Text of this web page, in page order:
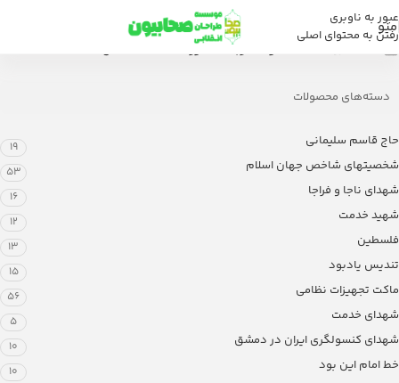
عبور به ناوبری
رفتن به محتوای اصلی
منو
محصولات برچسب خورده “ساخت تندیس”
دسته‌های محصولات
حاج قاسم سلیمانی 19
شخصیتهای شاخص جهان اسلام 53
شهدای ناجا و فراجا 16
شهید خدمت 12
فلسطین 13
تندیس یادبود 15
ماکت تجهیزات نظامی 56
شهدای خدمت 5
شهدای کنسولگری ایران در دمشق 10
خط امام این بود 10